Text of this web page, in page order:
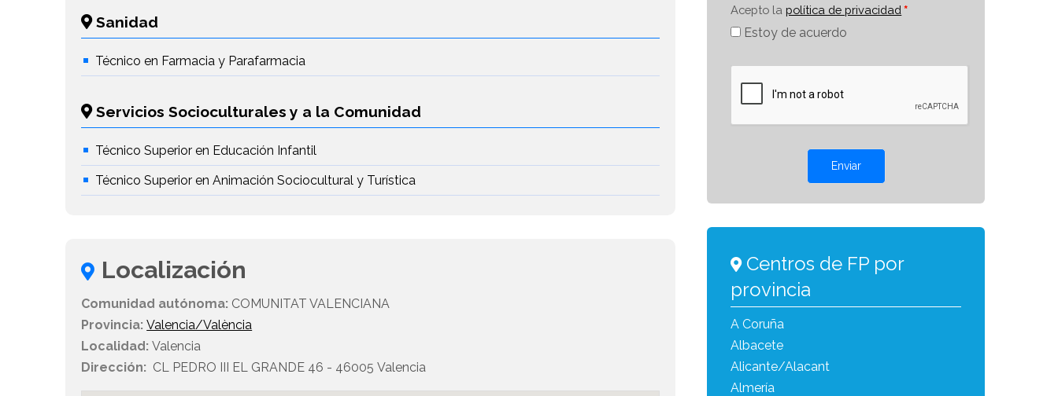
Sanidad
Técnico en Farmacia y Parafarmacia
Servicios Socioculturales y a la Comunidad
Técnico Superior en Educación Infantil
Técnico Superior en Animación Sociocultural y Turística
Localización
Comunidad autónoma: COMUNITAT VALENCIANA
Provincia: Valencia/València
Localidad: Valencia
Dirección: CL PEDRO III EL GRANDE 46 - 46005 Valencia
Acepto la política de privacidad
Estoy de acuerdo
Enviar
Centros de FP por
provincia
A Coruña
Albacete
Alicante/Alacant
Almería